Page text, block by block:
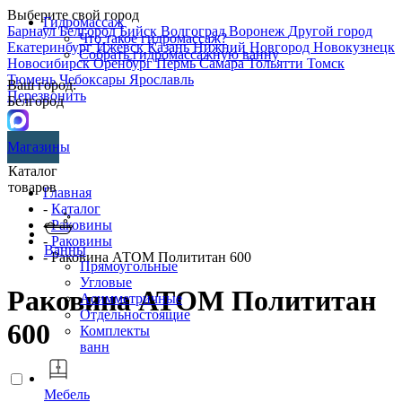
Выберите свой город
БарнаулБелгородБийск ВолгоградВоронеж Другой город
ЕкатеринбургИжевскКазаньНижний Новгород Новокузнецк
НовосибирскОренбургПермьСамараТольятти Томск
ТюменьЧебоксары Ярославль
Перезвонить
Гидромассаж
Что такое гидромассаж?
Собрать гидромассажную ванну
Ваш город:
Белгород
Магазины
Каталог
товаров
Ванны
Прямоугольные
Угловые
Асимметричные
Отдельностоящие
Комплекты
ванн
Мебель
Главная
- Каталог
-Раковины
- Раковины
- Раковина АТОМ Полититан 600
Раковина АТОМ Полититан
600